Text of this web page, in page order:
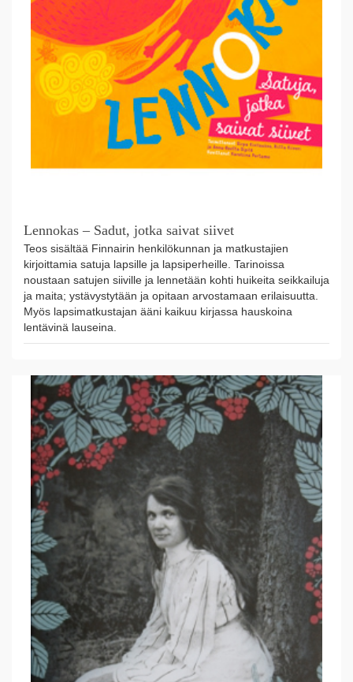
Lennokas – Sadut, jotka saivat siivet
Teos sisältää Finnairin henkilökunnan ja matkustajien
kirjoittamia satuja lapsille ja lapsiperheille. Tarinoissa
noustaan satujen siiville ja lennetään kohti huikeita seikkailuja
ja maita; ystävystytään ja opitaan arvostamaan erilaisuutta.
Myös lapsimatkustajan ääni kaikuu kirjassa hauskoina
lentävinä lauseina.